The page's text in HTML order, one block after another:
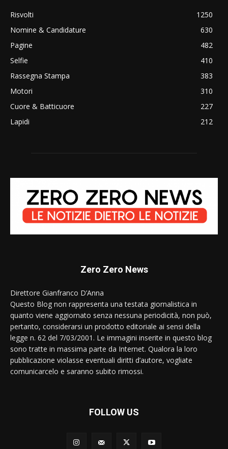
Risvolti
1250
Nomine & Candidature
630
Pagine
482
Selfie
410
Rassegna Stampa
383
Motori
310
Cuore & Batticuore
227
Lapidi
212
Zero Zero News
Direttore Gianfranco D’Anna
Questo Blog non rappresenta una testata giornalistica in
quanto viene aggiornato senza nessuna periodicità, non può,
pertanto, considerarsi un prodotto editoriale ai sensi della
legge n. 62 del 7/03/2001. Le immagini inserite in questo blog
sono tratte in massima parte da Internet. Qualora la loro
pubblicazione violasse eventuali diritti d’autore, vogliate
comunicarcelo e saranno subito rimossi.
FOLLOW US